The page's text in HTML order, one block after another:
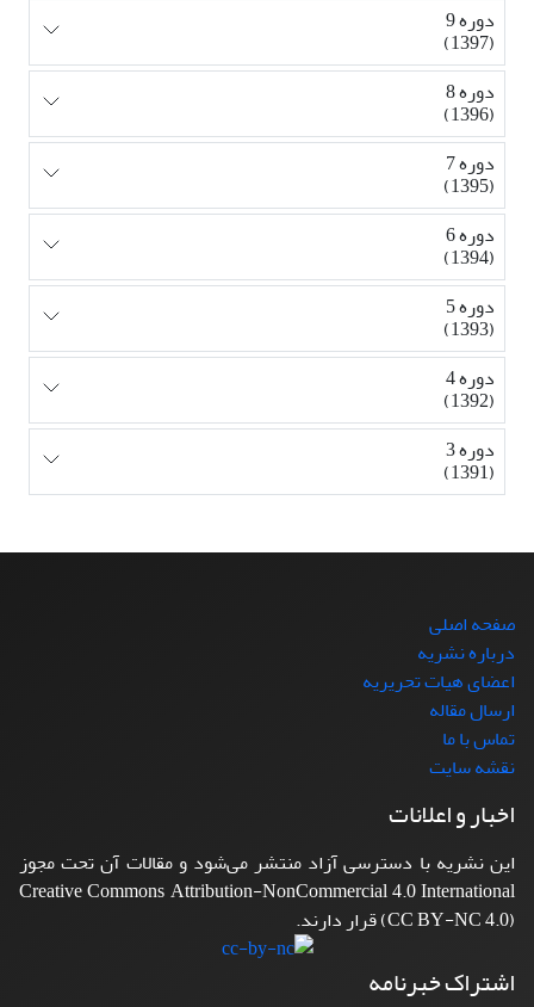
دوره 9
(1397)
دوره 8
(1396)
دوره 7
(1395)
دوره 6
(1394)
دوره 5
(1393)
دوره 4
(1392)
دوره 3
(1391)
صفحه اصلی
درباره نشریه
اعضای هیات تحریریه
ارسال مقاله
تماس با ما
نقشه سایت
اخبار و اعلانات
این نشریه با دسترسی آزاد منتشر می‌شود و مقالات آن تحت مجوز
Creative Commons Attribution-NonCommercial 4.0 International
(CC BY-NC 4.0) قرار دارند.
اشتراک خبرنامه